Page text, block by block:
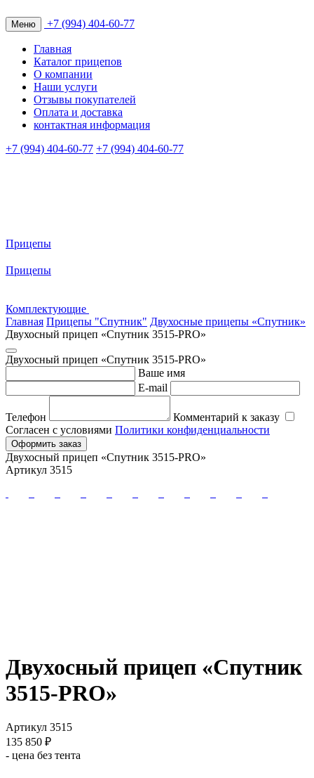
Меню +7 (994) 404-60-77
Главная
Каталог прицепов
О компании
Наши услуги
Отзывы покупателей
Оплата и доставка
контактная информация
+7 (994) 404-60-77 +7 (994) 404-60-77
Прицепы
Прицепы
Комплектующие
Главная Прицепы "Спутник" Двухосные прицепы «Спутник»
Двухосный прицеп «Спутник 3515-PRO»
Двухосный прицеп «Спутник 3515-PRO»
Ваше имя
E-mail
Телефон
Комментарий к заказу
Согласен с условиями Политики конфиденциальности
Оформить заказ
Двухосный прицеп «Спутник 3515-PRO»
Артикул 3515
Двухосный прицеп «Спутник
3515-PRO»
Артикул 3515
135 850 ₽
- цена без тента